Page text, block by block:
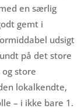
en særlig
gemt i
udsigt
på det store
store
lokalkendte,
– i ikke bare 1.